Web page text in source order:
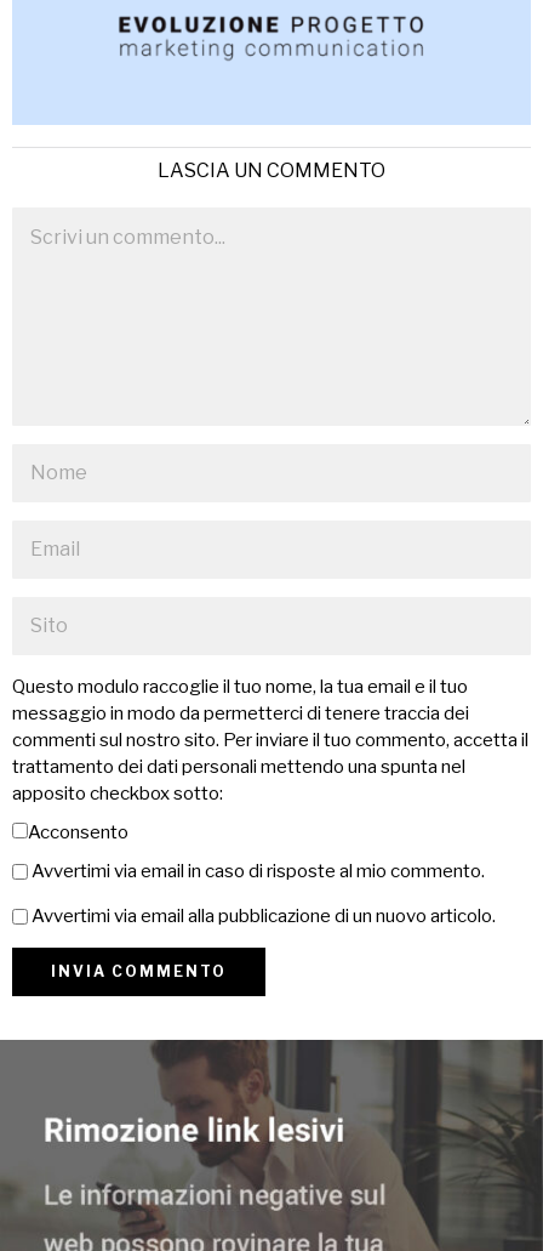
LASCIA UN COMMENTO
Questo modulo raccoglie il tuo nome, la tua email e il tuo
messaggio in modo da permetterci di tenere traccia dei
commenti sul nostro sito. Per inviare il tuo commento, accetta il
trattamento dei dati personali mettendo una spunta nel
apposito checkbox sotto:
Acconsento
Avvertimi via email in caso di risposte al mio commento.
Avvertimi via email alla pubblicazione di un nuovo articolo.